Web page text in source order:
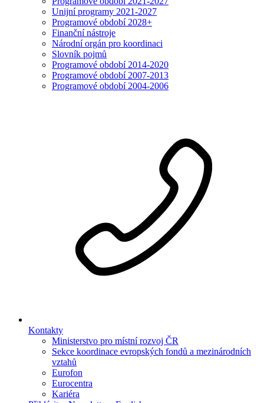
Unijní programy 2021-2027
Programové období 2028+
Finanční nástroje
Národní orgán pro koordinaci
Slovník pojmů
Programové období 2014-2020
Programové období 2007-2013
Programové období 2004-2006
Kontakty
Ministerstvo pro místní rozvoj ČR
Sekce koordinace evropských fondů a mezinárodních
vztahů
Eurofon
Eurocentra
Kariéra